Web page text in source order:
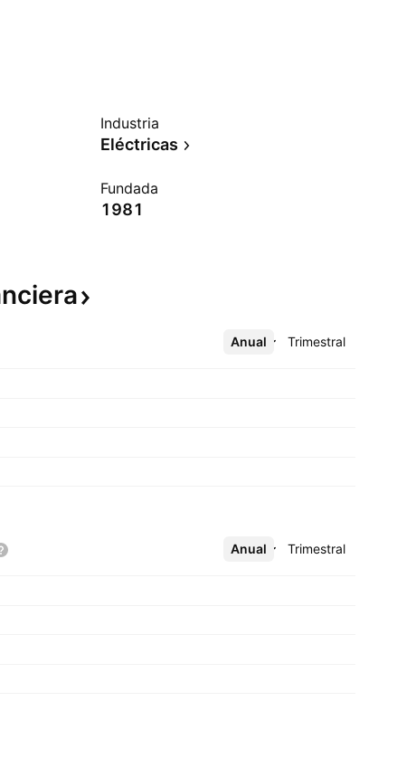
Industria
Eléctricas
Fundada
1981
Anual Trimestral
Más
Anual Trimestral
Más